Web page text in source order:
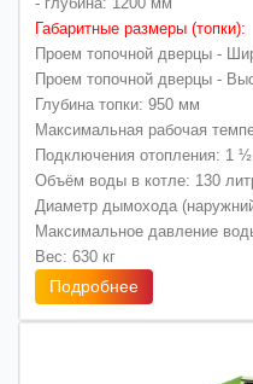
Габаритные размеры (топки):
Проем топочной дверцы -
Проем топочной дверцы -
Глубина топки: 950 мм
Максимальная рабочая
Подключения отопления: 1 ½
Объём воды в котле: 130
Диаметр дымохода
Максимальное давление
Вес: 630 кг
Подробнее